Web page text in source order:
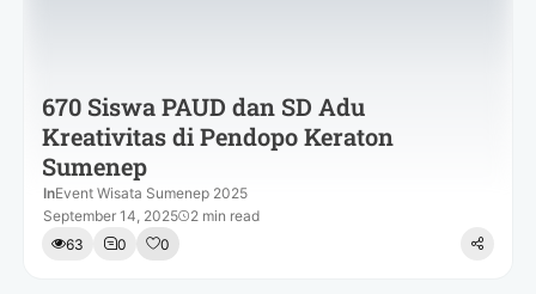
670 Siswa PAUD dan SD Adu
Kreativitas di Pendopo Keraton
Sumenep
InEvent Wisata Sumenep 2025
September 14, 2025
2 min read
63
0 0